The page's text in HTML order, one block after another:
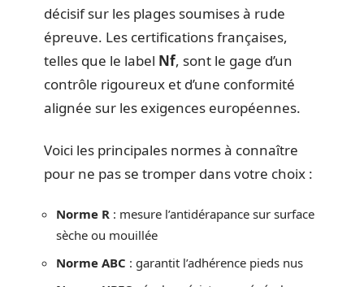
décisif sur les plages soumises à rude
épreuve. Les certifications françaises,
telles que le label Nf, sont le gage d’un
contrôle rigoureux et d’une conformité
alignée sur les exigences européennes.
Voici les principales normes à connaître
pour ne pas se tromper dans votre choix :
Norme R : mesure l’antidérapance sur surface
sèche ou mouillée
Norme ABC : garantit l’adhérence pieds nus